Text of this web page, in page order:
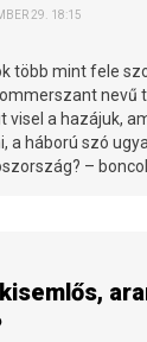
29. 18:15
több mint fele
nevű
visel a hazájuk,
a háború szó
–